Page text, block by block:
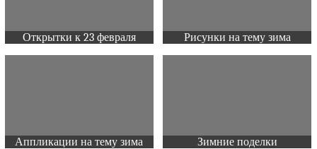
Открытки к 23 февраля Рисунки на тему зима
Аппликации на тему зима Зимние поделки